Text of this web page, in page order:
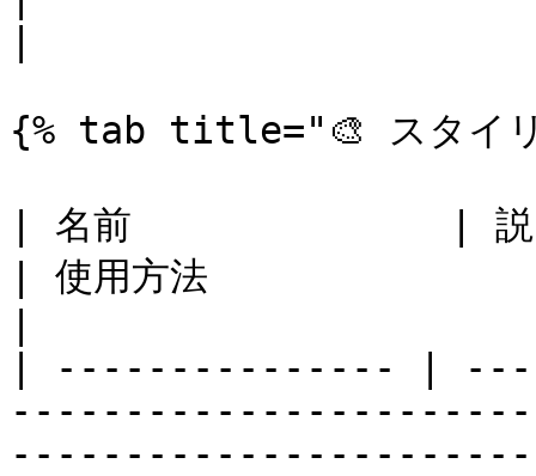
{% tab title="🎨 スタイ
| 名前              | 説
| 使用方法
| --------------- |